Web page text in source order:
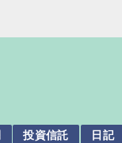
投資信託 日記